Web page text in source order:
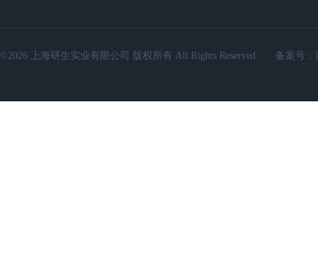
©2026 上海研生实业有限公司 版权所有 All Rights Reserved. 备案号：